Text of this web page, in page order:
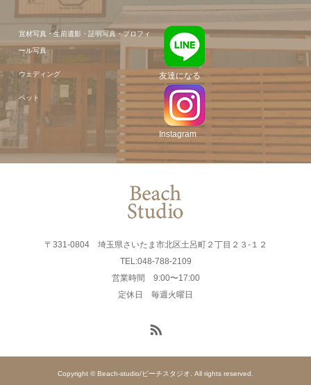
宣材写真・生前遺影・証明写真・プロフィ
ール写真
ウェディング
ペット
友達になる
Instagram
〒331-0804 埼玉県さいたま市北区土呂町２丁目２３-１２
TEL:048-788-2109
営業時間 9:00〜17:00
定休日 毎週火曜日
Copyright © Beach-studio/ビーチスタジオ. All rights reserved.